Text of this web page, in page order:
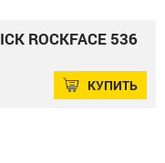
ROCKFACE 536
КУПИТЬ